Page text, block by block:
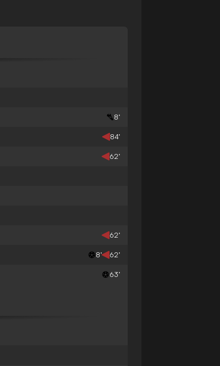
8’
84’
62’
62’
8’ 62’
63’